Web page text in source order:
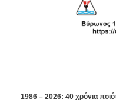
1986 – 2026: 40 χρόνια